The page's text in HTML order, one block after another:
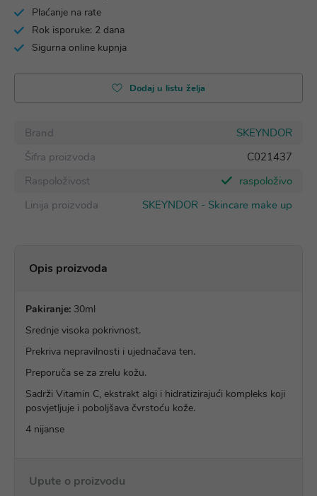
Plaćanje na rate
Rok isporuke: 2 dana
Sigurna online kupnja
Dodaj u listu želja
Brand
SKEYNDOR
Šifra proizvoda
C021437
Raspoloživost
raspoloživo
Linija proizvoda
SKEYNDOR - Skincare make up
Opis proizvoda
Pakiranje: 30ml
Srednje visoka pokrivnost.
Prekriva nepravilnosti i ujednačava ten.
Preporuča se za zrelu kožu.
Sadrži Vitamin C, ekstrakt algi i hidratizirajući kompleks koji
posvjetljuje i poboljšava čvrstoću kože.
4 nijanse
Upute o proizvodu